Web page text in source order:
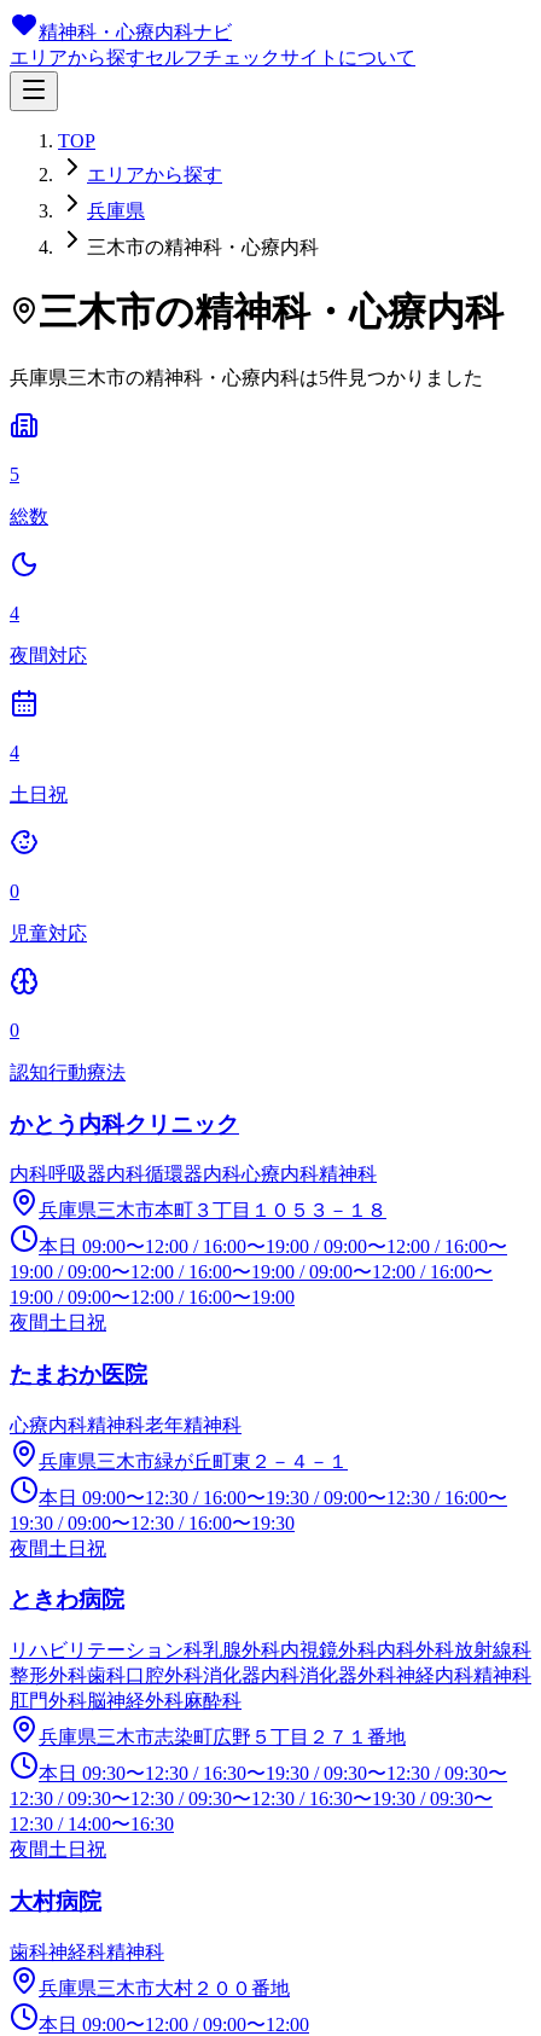
精神科・心療内科ナビ
エリアから探すセルフチェックサイトについて
TOP
エリアから探す
兵庫県
三木市の精神科・心療内科
三木市の精神科・心療内科
兵庫県三木市の精神科・心療内科は5件見つかりました
5
総数
4
夜間対応
4
土日祝
0
児童対応
0
認知行動療法
かとう内科クリニック
内科呼吸器内科循環器内科心療内科精神科
兵庫県三木市本町３丁目１０５３－１８
本日 09:00〜12:00 / 16:00〜19:00 /09:00〜12:00 / 16:00〜
19:00 /09:00〜12:00 / 16:00〜19:00 /09:00〜12:00 / 16:00〜
19:00 /09:00〜12:00 / 16:00〜19:00
夜間土日祝
たまおか医院
心療内科精神科老年精神科
兵庫県三木市緑が丘町東２－４－１
本日 09:00〜12:30 / 16:00〜19:30 /09:00〜12:30 / 16:00〜
19:30 /09:00〜12:30 / 16:00〜19:30
夜間土日祝
ときわ病院
リハビリテーション科乳腺外科内視鏡外科内科外科放射線科
整形外科歯科口腔外科消化器内科消化器外科神経内科精神科
肛門外科脳神経外科麻酔科
兵庫県三木市志染町広野５丁目２７１番地
本日 09:30〜12:30 / 16:30〜19:30 /09:30〜12:30 /09:30〜
12:30 /09:30〜12:30 /09:30〜12:30 / 16:30〜19:30 /09:30〜
12:30 / 14:00〜16:30
夜間土日祝
大村病院
歯科神経科精神科
兵庫県三木市大村２００番地
本日 09:00〜12:00 /09:00〜12:00